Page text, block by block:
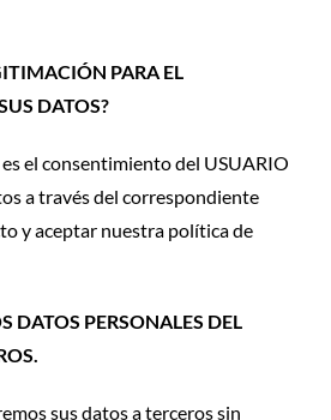
PARA EL
DATOS?
el consentimiento del USUARIO
a través del correspondiente
y aceptar nuestra política de
DATOS PERSONALES DEL
sus datos a terceros sin